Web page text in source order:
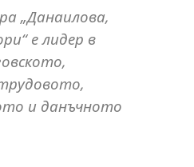
„Данаилова,
е лидер в
и данъчното